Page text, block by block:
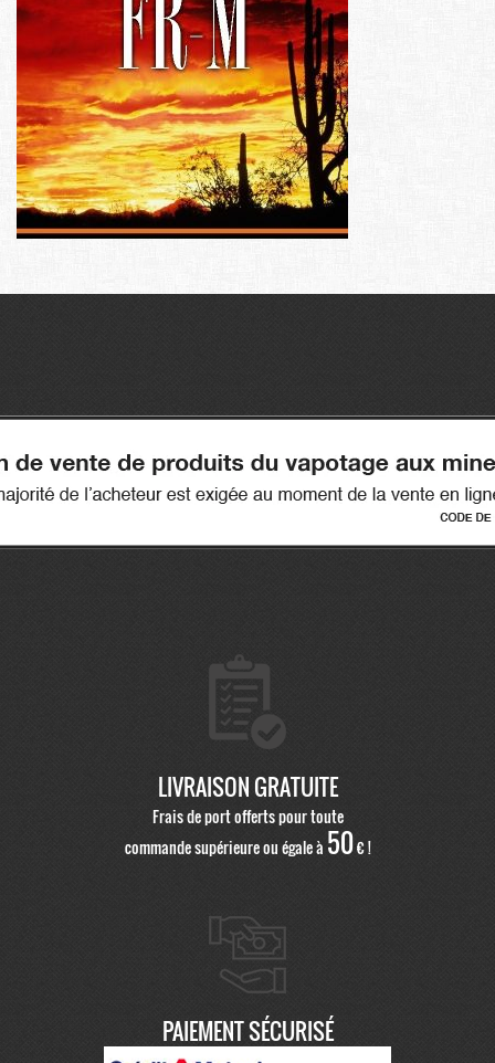
LIVRAISON GRATUITE
Frais de port offerts pour toute
commande supérieure ou égale à 50€ !
PAIEMENT SÉCURISÉ